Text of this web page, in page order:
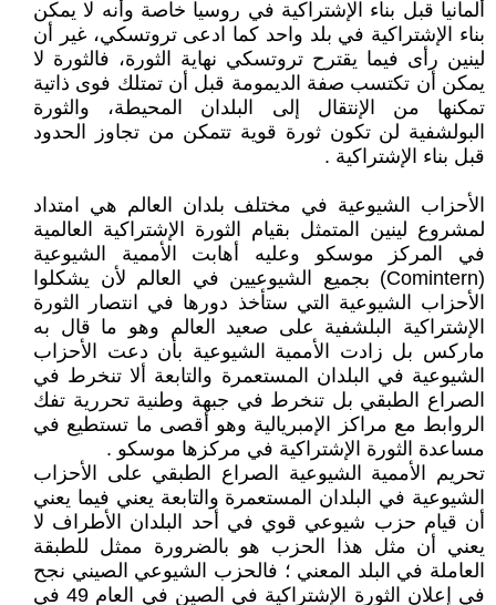
ألمانيا قبل بناء الإشتراكية في روسيا خاصة وأنه لا يمكن
بناء الإشتراكية في بلد واحد كما ادعى تروتسكي، غير أن
لينين رأى فيما يقترح تروتسكي نهاية الثورة، فالثورة لا
يمكن أن تكتسب صفة الديمومة قبل أن تمتلك فوى ذاتية
تمكنها من الإنتقال إلى البلدان المحيطة، والثورة
البولشفية لن تكون ثورة قوية تتمكن من تجاوز الحدود
قبل بناء الإشتراكية .
الأحزاب الشيوعية في مختلف بلدان العالم هي امتداد
لمشروع لينين المتمثل بقيام الثورة الإشتراكية العالمية
في المركز موسكو وعليه أهابت الأممية الشيوعية
(Comintern) بجميع الشيوعيين في العالم لأن يشكلوا
الأحزاب الشيوعية التي ستأخذ دورها في انتصار الثورة
الإشتراكية البلشفية على صعيد العالم وهو ما قال به
ماركس بل زادت الأممية الشيوعية بأن دعت الأحزاب
الشيوعية في البلدان المستعمرة والتابعة ألا تنخرط في
الصراع الطبقي بل تنخرط في جبهة وطنية تحررية تفك
الروابط مع مراكز الإمبريالية وهو أقصى ما تستطيع في
مساعدة الثورة الإشتراكية في مركزها موسكو .
تحريم الأممية الشيوعية الصراع الطبقي على الأحزاب
الشيوعية في البلدان المستعمرة والتابعة يعني فيما يعني
أن قيام حزب شيوعي قوي في أحد البلدان الأطراف لا
يعني أن مثل هذا الحزب هو بالضرورة ممثل للطبقة
العاملة في البلد المعني ؛ فالحزب الشيوعي الصيني نجح
في إعلان الثورة الإشتراكية في الصين في العام 49 في